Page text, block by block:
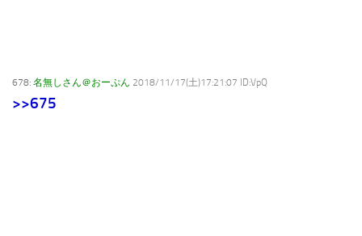
678: 名無しさん＠おーぷん 2018/11/17(土)17:21:07 ID:VpQ
>>675